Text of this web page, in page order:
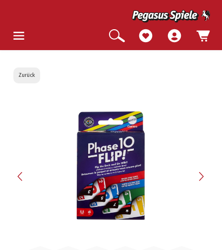
Zurück
Bildergalerie überspringen